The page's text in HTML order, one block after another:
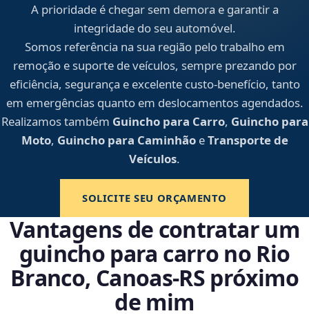
A prioridade é chegar sem demora e garantir a
integridade do seu automóvel.
Somos referência na sua região pelo trabalho em
remoção e suporte de veículos, sempre prezando por
eficiência, segurança e excelente custo-benefício, tanto
em emergências quanto em deslocamentos agendados.
Realizamos também Guincho para Carro, Guincho para
Moto, Guincho para CaminhãoeTransporte de
Veículos.
SOLICITE SEU ORÇAMENTO
Vantagens de contratar um
guincho para carro no Rio
Branco, Canoas‑RS próximo
de mim